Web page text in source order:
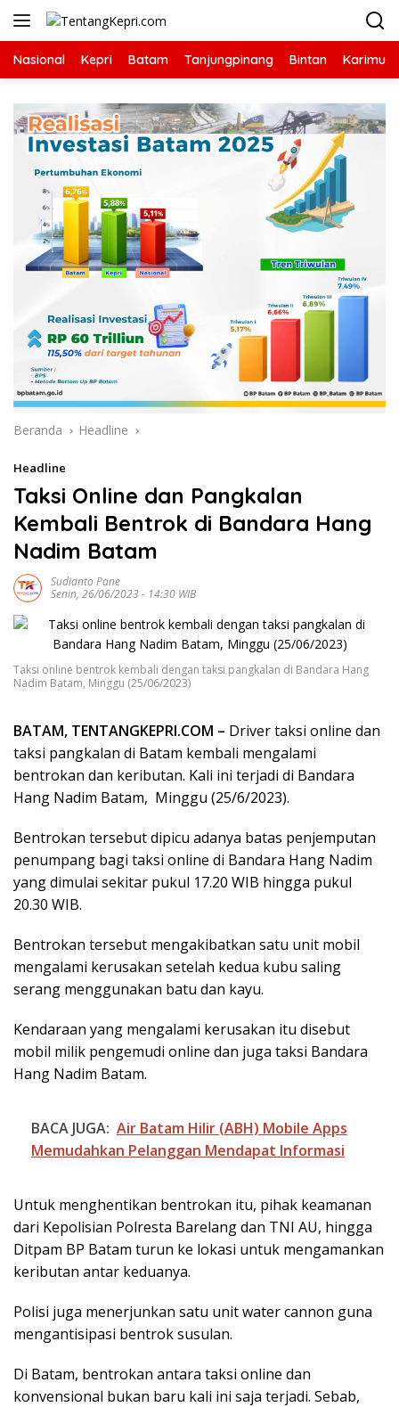
Langsung
Nasional Kepri Batam Tanjungpinang Bintan Karimun
Beranda Headline
Headline
Taksi Online dan Pangkalan
Kembali Bentrok di Bandara Hang
Nadim Batam
Sudianto Pane
Senin, 26/06/2023 - 14:30 WIB
Taksi online bentrok kembali dengan taksi pangkalan di Bandara Hang
Nadim Batam, Minggu (25/06/2023)
BATAM, TENTANGKEPRI.COM – Driver taksi online dan
taksi pangkalan di Batam kembali mengalami
bentrokan dan keributan. Kali ini terjadi di Bandara
Hang Nadim Batam, Minggu (25/6/2023).
Bentrokan tersebut dipicu adanya batas penjemputan
penumpang bagi taksi online di Bandara Hang Nadim
yang dimulai sekitar pukul 17.20 WIB hingga pukul
20.30 WIB.
Bentrokan tersebut mengakibatkan satu unit mobil
mengalami kerusakan setelah kedua kubu saling
serang menggunakan batu dan kayu.
Kendaraan yang mengalami kerusakan itu disebut
mobil milik pengemudi online dan juga taksi Bandara
Hang Nadim Batam.
BACA JUGA: Air Batam Hilir (ABH) Mobile Apps
Memudahkan Pelanggan Mendapat Informasi
Untuk menghentikan bentrokan itu, pihak keamanan
dari Kepolisian Polresta Barelang dan TNI AU, hingga
Ditpam BP Batam turun ke lokasi untuk mengamankan
keributan antar keduanya.
Polisi juga menerjunkan satu unit water cannon guna
mengantisipasi bentrok susulan.
Di Batam, bentrokan antara taksi online dan
konvensional bukan baru kali ini saja terjadi. Sebab,